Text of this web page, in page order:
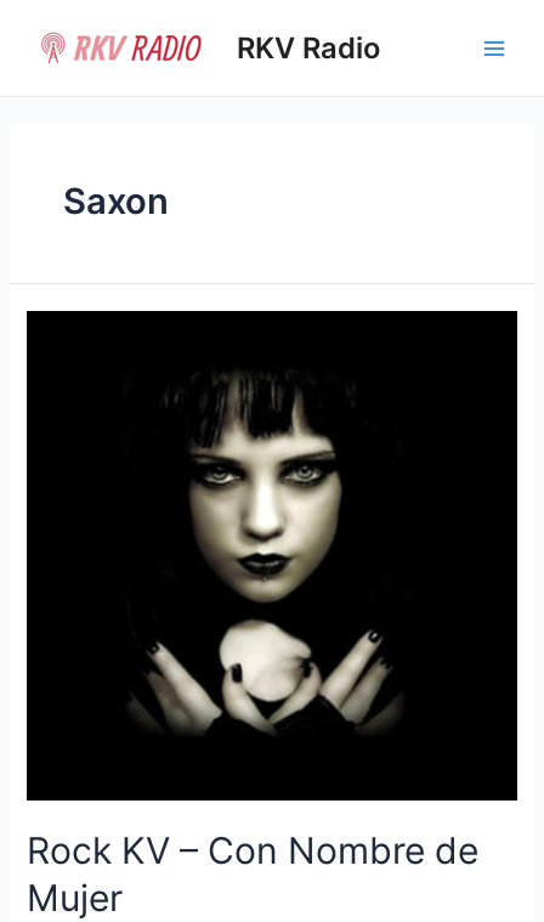
contenido
RKV Radio
Saxon
Rock KV – Con Nombre de
Mujer